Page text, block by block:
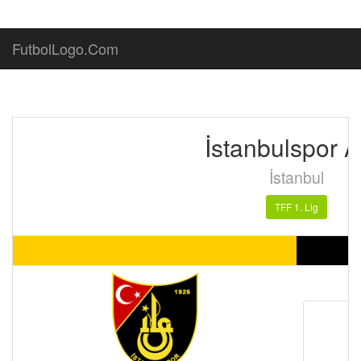
FutbolLogo.Com
İstanbulspor
İstanbul
TFF 1. Lig